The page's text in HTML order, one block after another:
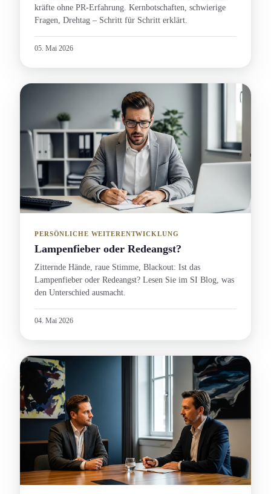
kräfte ohne PR-Erfahrung. Kernbotschaft­en, schwierige
Fragen, Drehtag – Schritt für Schritt erklärt.
05. Mai 2026
PERSÖNLICHE WEITERENTWICKLUNG
Lampenfieber oder Redeangst?
Zitternde Hände, raue Stimme, Blackout: Ist das
Lampenfieber oder Redeangst? Lesen Sie im SI Blog, was
den Unterschied ausmacht.
04. Mai 2026